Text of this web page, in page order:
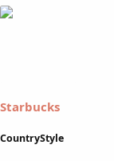
Starbucks
CountryStyle